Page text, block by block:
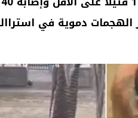
دموية في